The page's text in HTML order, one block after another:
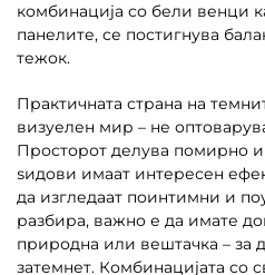
комбинација со бели венци
панелите, се постигнува
тежок.
Практичната страна на
визуелен мир – не
Просторот делува помирно
ѕидови имаат интересен
да изгледаат поинтимни и
разбира, важно е да имате
природна или вештачка – за
затемнет. Комбинацијата со